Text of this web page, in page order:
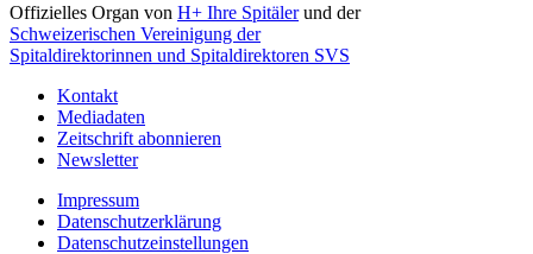
Offizielles Organ von H+ Ihre Spitälerund der
Schweizerischen Vereinigung der
Spitaldirektorinnen und Spitaldirektoren SVS
Kontakt
Mediadaten
Zeitschrift abonnieren
Newsletter
Impressum
Datenschutzerklärung
Datenschutzeinstellungen